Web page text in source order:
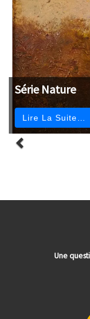
Série Nature
Lire La Suite…
Une